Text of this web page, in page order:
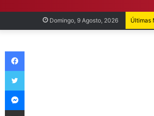
Domingo, 9 Agosto, 2026 Últimas
Facebook
Twitter
Messenger
Compartir vía Email